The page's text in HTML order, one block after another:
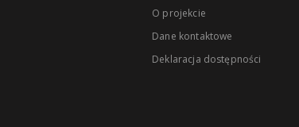
O projekcie
Dane kontaktowe
Deklaracja dostępności